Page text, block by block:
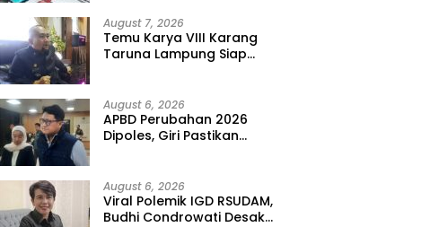
August 7, 2026
Temu Karya VIII Karang
Taruna Lampung Siap
August 6, 2026
APBD Perubahan 2026
Dipoles, Giri Pastikan
August 6, 2026
Viral Polemik IGD RSUDAM,
Budhi Condrowati Desak